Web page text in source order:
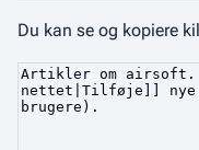
Du kan se og kopiere